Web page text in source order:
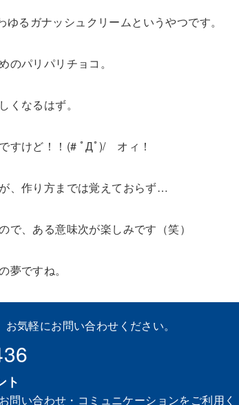
るガナッシュクリームというやつです。
パリパリチョコ。
なるはず。
すけど！！(# ﾟДﾟ)/ オィ！
、作り方までは覚えておらず…
、ある意味次が楽しみです（笑）
ですね。
気軽にお問い合わせください。
ト
い合わせ・コミュニケーションをご利用く